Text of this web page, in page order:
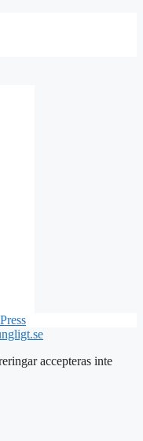
accepteras inte